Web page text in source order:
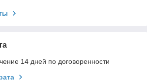
14 дней по договоренности